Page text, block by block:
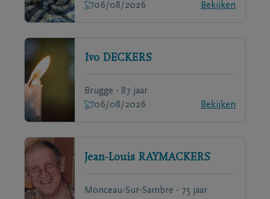
06/08/2026
Bekijken
Ivo DECKERS
Brugge - 87 jaar
06/08/2026
Bekijken
Jean-Louis RAYMACKERS
Monceau-Sur-Sambre - 75 jaar